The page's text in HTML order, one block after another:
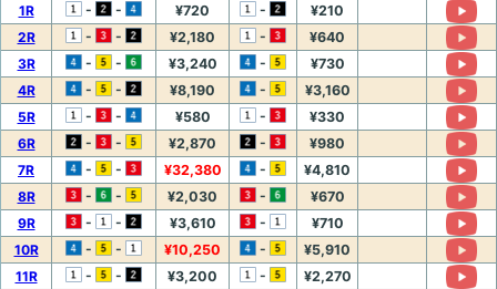
1R - - ¥720 -
¥210
2R
- - ¥2,180 -
¥640
3R
- - ¥3,240 -
¥730
4R
- - ¥8,190 -
¥3,160
5R
- - ¥580 -
¥330
6R
- - ¥2,870 -
¥980
7R
- - ¥32,380 -
¥4,810
8R
- - ¥2,030 -
¥670
9R
- - ¥3,610 -
¥710
10R
- - ¥10,250 -
¥5,910
11R
- - ¥3,200 -
¥2,270